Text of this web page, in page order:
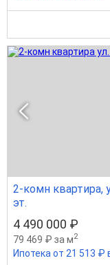
2-комн квартира,
эт.
4 490 000 ₽
79 469 ₽ за м2
Ипотека от 21 513 ₽